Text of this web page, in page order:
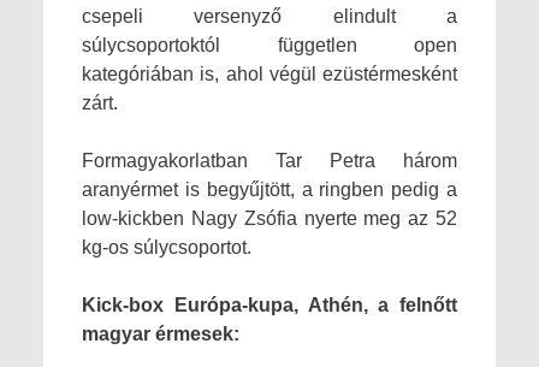
csepeli versenyző elindult a
súlycsoportoktól független open
kategóriában is, ahol végül ezüstérmesként
zárt.
Formagyakorlatban Tar Petra három
aranyérmet is begyűjtött, a ringben pedig a
low-kickben Nagy Zsófia nyerte meg az 52
kg-os súlycsoportot.
Kick-box Európa-kupa, Athén, a felnőtt
magyar érmesek: